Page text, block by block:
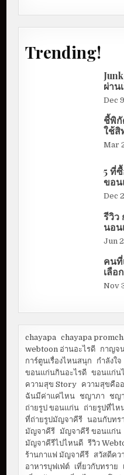
Trending!
ผ่าน
Dec
ชี้พิกั
ใช้สิ
Mar
5 ที่
ขอ
Dec
รีวิว
นอน
Jun
คนที่
เลือ
Nov
chayapa chayapa
webtoon อ่านอะไรดี กาญจ
การ์ตูนเรื่องไหนสนุก
กำลังใจ
ขอนแก่นกินอะไรดี ขอนแก่น
ความสุข Story ความสุขคือ
ฉันมีค่าแค่ไหน ชญาภา ชญ
ถ่ายรูป ขอนแก่น ถ่ายรูปที่ไ
ที่ถ่ายรูปมัญจาคีรี นอนกับทร
มัญจาคีรี มัญจาคีรี ขอนแก่น
มัญจาคีรีไปไหนดี รีวิว
ร้านกาแฟ มัญจาคีรี สวัสดีคว
อาหารบุฟเฟ่ต์ เที่ยวกับทราย